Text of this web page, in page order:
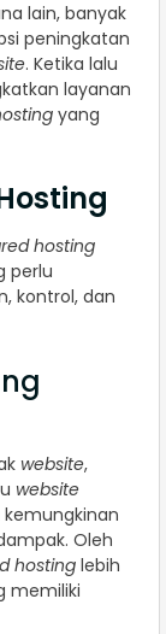
lain, banyak
peningkatan
. Ketika lalu
layanan
yang
hosting
perlu
kontrol, dan
website,
website
Oleh
hostinglebih
memiliki